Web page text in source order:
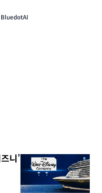
BluedotAI
니’